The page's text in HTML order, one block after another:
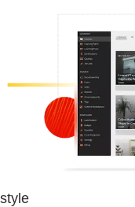
style